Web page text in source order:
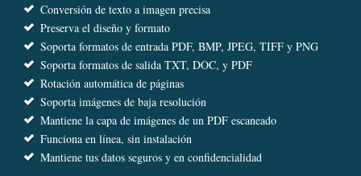
Conversión de texto a imagen precisa
Preserva el diseño y formato
Soporta formatos de entrada PDF, BMP, JPEG, TIFF y PNG
Soporta formatos de salida TXT, DOC, y PDF
Rotación automática de páginas
Soporta imágenes de baja resolución
Mantiene la capa de imágenes de un PDF escaneado
Funciona en línea, sin instalación
Mantiene tus datos seguros y en confidencialidad